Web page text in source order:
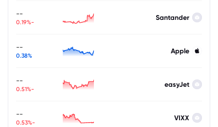
Santander
--
-0.19%
Apple
--
0.38%
easyJet
--
-0.51%
VIXX
--
-0.53%